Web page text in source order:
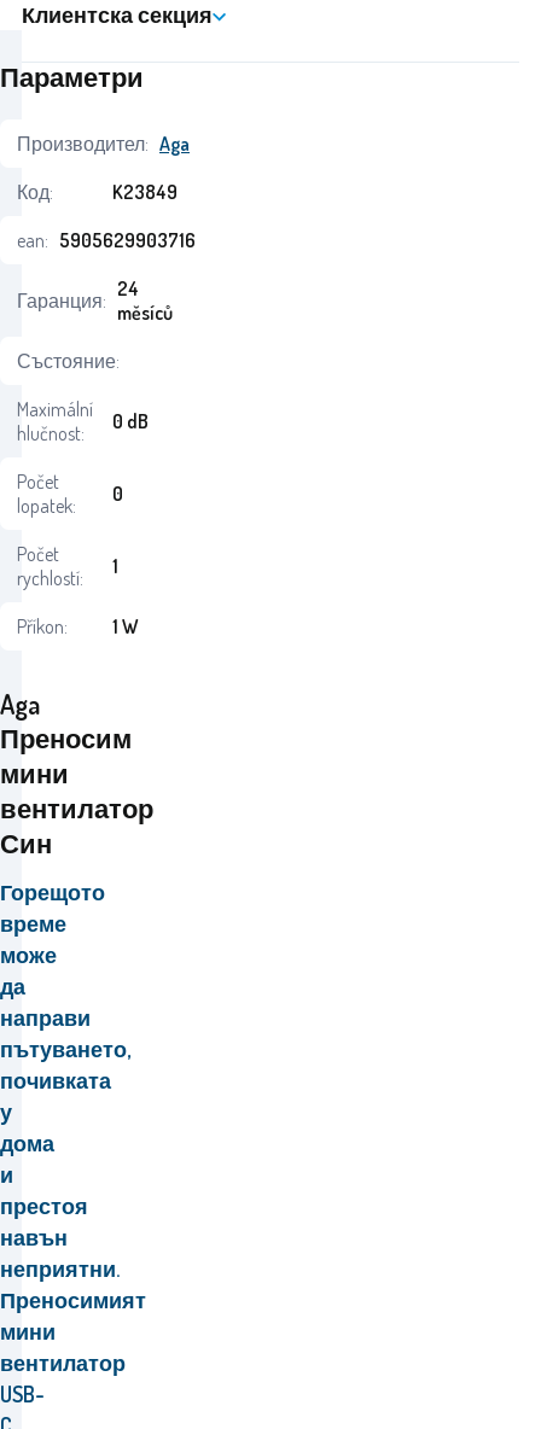
Aga
Преносим
мини
вентилатор
Син
Горещото
време
може
да
направи
пътуването,
почивката
у
дома
и
престоя
навън
неприятни.
Преносимият
мини
вентилатор
USB-
Параметри
Производител: Aga
Код:
K23849
ean: 5905629903716
Гаранция: 24
měsíců
Състояние:
Maximální
hlučnost:
0 dB
Počet
lopatek:
0
Počet
rychlostí:
1
Příkon: 1 W
Клиентска секция